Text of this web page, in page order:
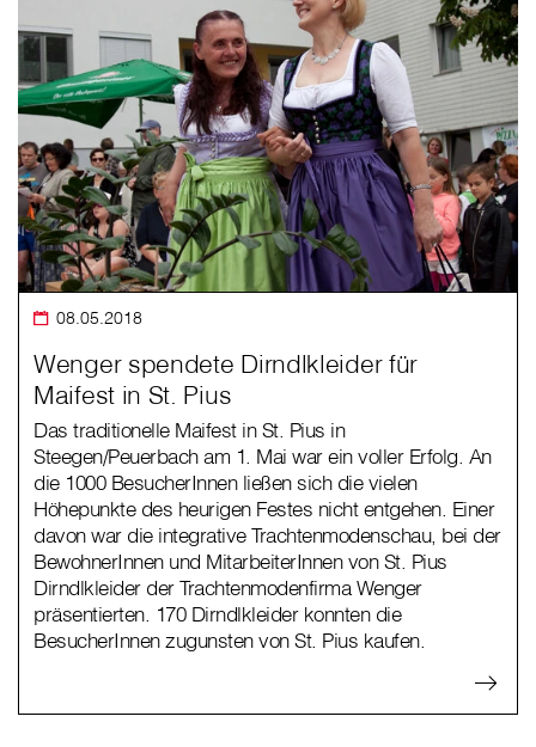
08.05.2018
Wenger spendete Dirndlkleider für
Maifest in St. Pius
Das traditionelle Maifest in St. Pius in
Steegen/Peuerbach am 1. Mai war ein voller Erfolg. An
die 1000 BesucherInnen ließen sich die vielen
Höhepunkte des heurigen Festes nicht entgehen. Einer
davon war die integrative Trachtenmodenschau, bei der
BewohnerInnen und MitarbeiterInnen von St. Pius
Dirndlkleider der Trachtenmodenfirma Wenger
präsentierten. 170 Dirndlkleider konnten die
BesucherInnen zugunsten von St. Pius kaufen.